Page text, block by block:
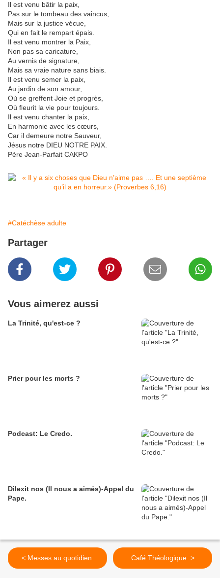
Il est venu bâtir la paix,
Pas sur le tombeau des vaincus,
Mais sur la justice vécue,
Qui en fait le rempart épais.
Il est venu montrer la Paix,
Non pas sa caricature,
Au vernis de signature,
Mais sa vraie nature sans biais.
Il est venu semer la paix,
Au jardin de son amour,
Où se greffent Joie et progrès,
Où fleurit la vie pour toujours.
Il est venu chanter la paix,
En harmonie avec les cœurs,
Car il demeure notre Sauveur,
Jésus notre DIEU NOTRE PAIX.
Père Jean-Parfait CAKPO
#Catéchèse adulte
Partager
Vous aimerez aussi
La Trinité, qu'est-ce ?
Prier pour les morts ?
Podcast: Le Credo.
Dilexit nos (Il nous a aimés)-Appel du
Pape.
< Messes au quotidien. Café Théologique. >